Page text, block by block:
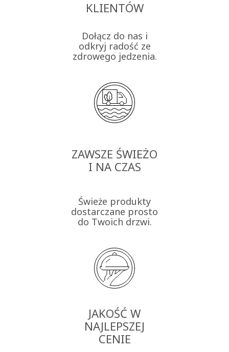
KLIENTÓW
Dołącz do nas i
odkryj radość ze
zdrowego jedzenia.
ZAWSZE ŚWIEŻO
I NA CZAS
Świeże produkty
dostarczane prosto
do Twoich drzwi.
JAKOŚĆ W
NAJLEPSZEJ
CENIE